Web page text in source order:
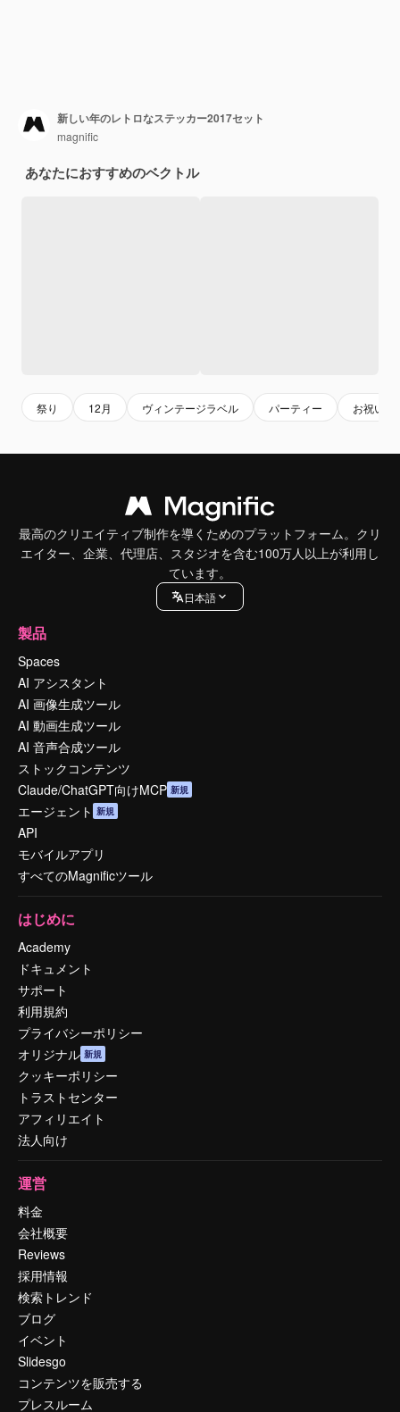
新しい年のレトロなステッカー2017セット
magnific
あなたにおすすめのベクトル
祭り 12月 ヴィンテージラベル パーティー お祝い
最高のクリエイティブ制作を導くためのプラットフォーム。クリ
エイター、企業、代理店、スタジオを含む100万人以上が利用し
ています。
日本語
製品
Spaces
AI アシスタント
AI 画像生成ツール
AI 動画生成ツール
AI 音声合成ツール
ストックコンテンツ
Claude/ChatGPT向けMCP 新規
エージェント 新規
API
モバイルアプリ
すべてのMagnificツール
はじめに
Academy
ドキュメント
サポート
利用規約
プライバシーポリシー
オリジナル 新規
クッキーポリシー
トラストセンター
アフィリエイト
法人向け
運営
料金
会社概要
Reviews
採用情報
検索トレンド
ブログ
イベント
Slidesgo
コンテンツを販売する
プレスルーム